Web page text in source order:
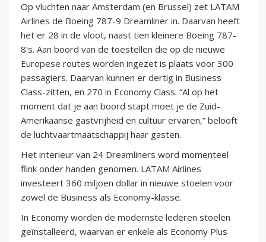
Op vluchten naar Amsterdam (en Brussel) zet LATAM
Airlines de Boeing 787-9 Dreamliner in. Daarvan heeft
het er 28 in de vloot, naast tien kleinere Boeing 787-
8’s. Aan boord van de toestellen die op de nieuwe
Europese routes worden ingezet is plaats voor 300
passagiers. Daarvan kunnen er dertig in Business
Class-zitten, en 270 in Economy Class. “Al op het
moment dat je aan boord stapt moet je de Zuid-
Amerikaanse gastvrijheid en cultuur ervaren,” belooft
de luchtvaartmaatschappij haar gasten.
Het interieur van 24 Dreamliners word momenteel
flink onder handen genomen. LATAM Airlines
investeert 360 miljoen dollar in nieuwe stoelen voor
zowel de Business als Economy-klasse.
In Economy worden de modernste lederen stoelen
geïnstalleerd, waarvan er enkele als Economy Plus